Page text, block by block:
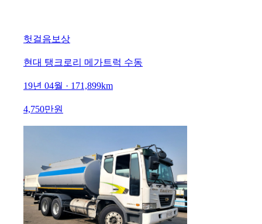
헛걸음보상
현대 탱크로리 메가트럭 수동
19년 04월 · 171,899km
4,750만원